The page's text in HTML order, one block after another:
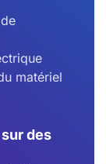
matériel
des